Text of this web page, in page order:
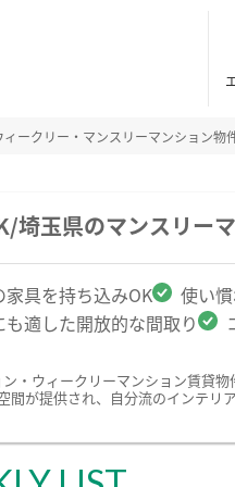
ィークリー・マンスリーマンション物
埼玉県のマンスリー
家具を持ち込みOK 使い
適した開放的な間取り
・ウィークリーマンション賃貸
間が提供され、自分流のインテ